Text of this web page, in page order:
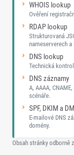
WHOIS lookup
Ověření
RDAP lookup
Strukturovaná
nameserverech
DNS lookup
Technická
DNS záznamy
A, AAAA,
scénáře.
SPF, DKIM a
E-mailové DNS
domény.
Obsah stránky odborně